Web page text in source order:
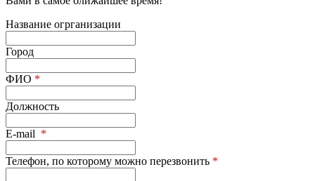
Название огрганизации
Город
ФИО *
Должность
E-mail *
Телефон, по которому можно перезвонить *